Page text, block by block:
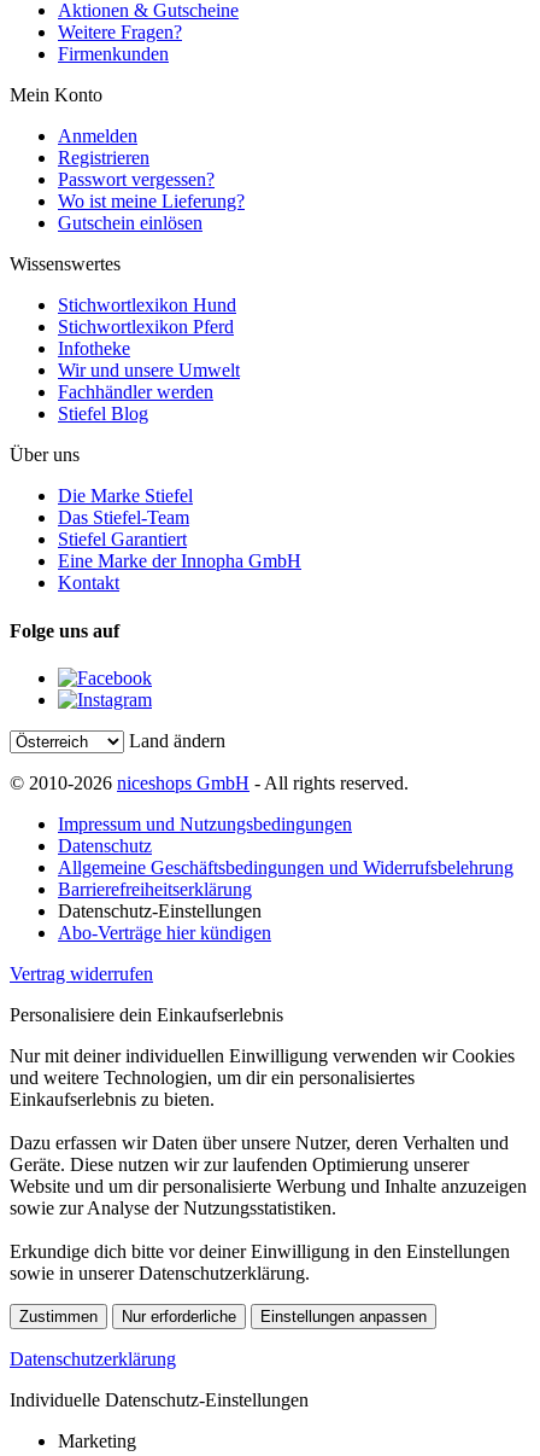
Aktionen & Gutscheine
Weitere Fragen?
Firmenkunden
Mein Konto
Anmelden
Registrieren
Passwort vergessen?
Wo ist meine Lieferung?
Gutschein einlösen
Wissenswertes
Stichwortlexikon Hund
Stichwortlexikon Pferd
Infotheke
Wir und unsere Umwelt
Fachhändler werden
Stiefel Blog
Über uns
Die Marke Stiefel
Das Stiefel-Team
Stiefel Garantiert
Eine Marke der Innopha GmbH
Kontakt
Folge uns auf
Land ändern
© 2010-2026 niceshops GmbH - All rights reserved.
Impressum und Nutzungsbedingungen
Datenschutz
Allgemeine Geschäftsbedingungen und Widerrufsbelehrung
Barrierefreiheitserklärung
Datenschutz-Einstellungen
Abo-Verträge hier kündigen
Vertrag widerrufen
Personalisiere dein Einkaufserlebnis
Nur mit deiner individuellen Einwilligung verwenden wir Cookies
und weitere Technologien, um dir ein personalisiertes
Einkaufserlebnis zu bieten.
Dazu erfassen wir Daten über unsere Nutzer, deren Verhalten und
Geräte. Diese nutzen wir zur laufenden Optimierung unserer
Website und um dir personalisierte Werbung und Inhalte anzuzeigen
sowie zur Analyse der Nutzungsstatistiken.
Erkundige dich bitte vor deiner Einwilligung in den Einstellungen
sowie in unserer Datenschutzerklärung.
Zustimmen Nur erforderliche Einstellungen anpassen
Datenschutzerklärung
Individuelle Datenschutz-Einstellungen
Marketing